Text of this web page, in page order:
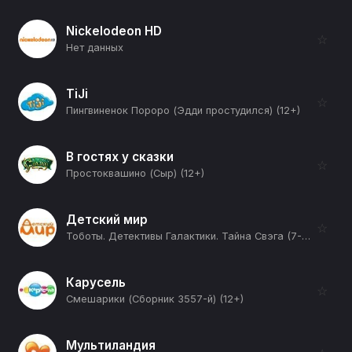
Nickelodeon HD
Нет данных
☆
TiJi
Пингвиненок Пороро (Эдди простудился) (12+)
☆
В гостях у сказки
Простоквашино (Сыр) (12+)
☆
Детский мир
Тоботы. Детективы Галактики. Тайна Свэга (7-я серия) (12+)
☆
Карусель
Смешарики (Сборник 3557-й) (12+)
☆
Мультиландия